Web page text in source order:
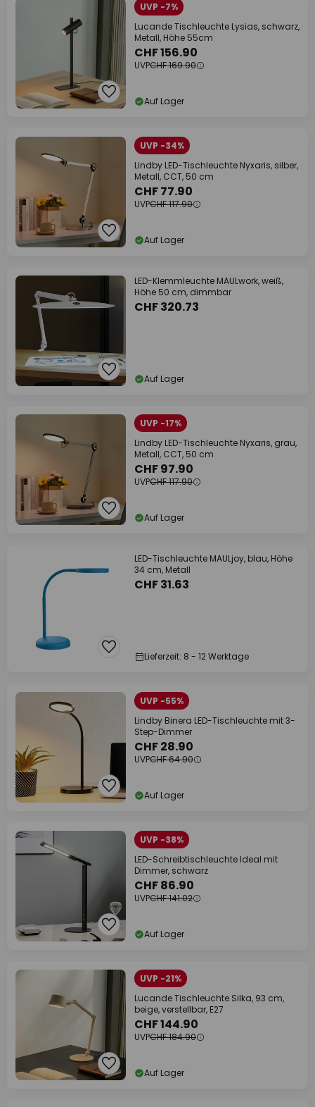
UVP -7%
Lucande Tischleuchte Lysias, schwarz,
Metall, Höhe 55cm
CHF 156.90
UVPCHF 169.90
Auf Lager
UVP -34%
Lindby LED-Tischleuchte Nyxaris, silber,
Metall, CCT, 50 cm
CHF 77.90
UVPCHF 117.90
Auf Lager
LED-Klemmleuchte MAULwork, weiß,
Höhe 50 cm, dimmbar
CHF 320.73
Auf Lager
UVP -17%
Lindby LED-Tischleuchte Nyxaris, grau,
Metall, CCT, 50 cm
CHF 97.90
UVPCHF 117.90
Auf Lager
LED-Tischleuchte MAULjoy, blau, Höhe
34 cm, Metall
CHF 31.63
Lieferzeit: 8 - 12 Werktage
UVP -55%
Lindby Binera LED-Tischleuchte mit 3-
Step-Dimmer
CHF 28.90
UVPCHF 64.90
Auf Lager
UVP -38%
LED-Schreibtischleuchte Ideal mit
Dimmer, schwarz
CHF 86.90
UVPCHF 141.02
Auf Lager
UVP -21%
Lucande Tischleuchte Silka, 93 cm,
beige, verstellbar, E27
CHF 144.90
UVPCHF 184.90
Auf Lager